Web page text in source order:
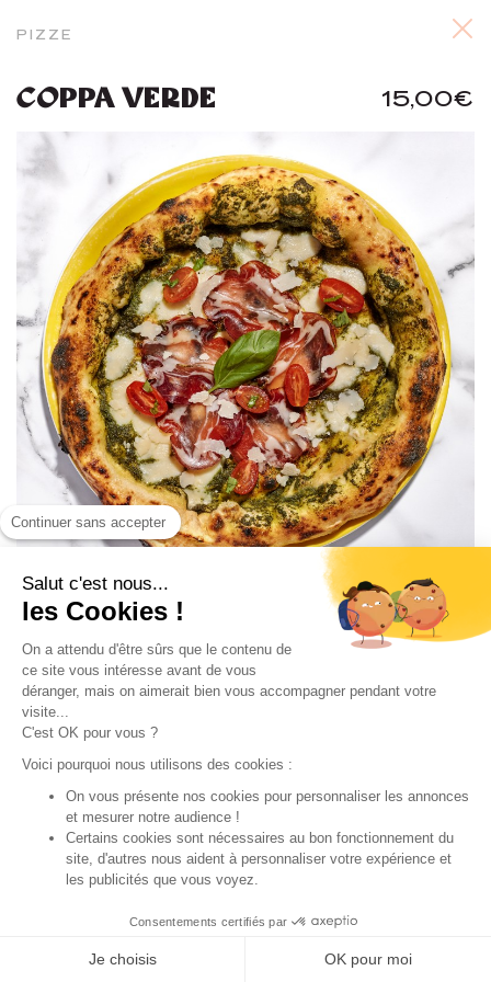
Continuer sans accepter
Salut c'est nous...
les Cookies !
On a attendu d'être sûrs que le contenu de
ce site vous intéresse avant de vous
déranger, mais on aimerait bien vous accompagner pendant votre
visite...
C'est OK pour vous ?
Voici pourquoi nous utilisons des cookies :
On vous présente nos cookies pour personnaliser les annonces
et mesurer notre audience !
Certains cookies sont nécessaires au bon fonctionnement du
site, d'autres nous aident à personnaliser votre expérience et
les publicités que vous voyez.
Consentements certifiés par
Je choisis OK pour moi
PIZZE
COPPA VERDE 15,00€
ALLERGÈNES
Pesto, fior di latte, tomates cerises marinées au basilic,
coppa, parmigiano reggiano DOP*, basilic * Denominazione
di Origine Protetta
D’AUTRES ONT AUSSI AIMÉ :